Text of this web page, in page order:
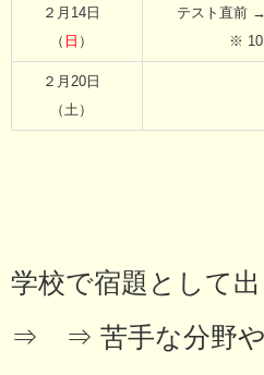
２月14日
（ 日 ）
テスト直前
※ 10
２月20日
（土）
学校で宿題として
⇒ ⇒ 苦手な分野や